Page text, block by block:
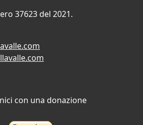
37623 del 2021.
con una donazione